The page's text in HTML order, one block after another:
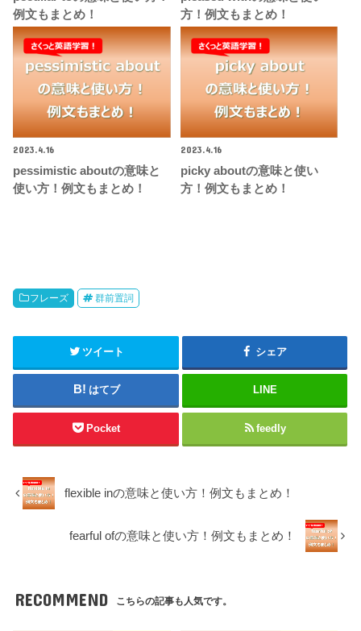
例文もまとめ！
方！例文もまとめ！
2023.4.16
pessimistic aboutの意味と
使い方！例文もまとめ！
2023.4.16
picky aboutの意味と使い
方！例文もまとめ！
フレーズ 群前置詞
ツイート シェア
はてブ LINE
Pocket feedly
flexible inの意味と使い方！例文もまとめ！
fearful ofの意味と使い方！例文もまとめ！
RECOMMEND こちらの記事も人気です。